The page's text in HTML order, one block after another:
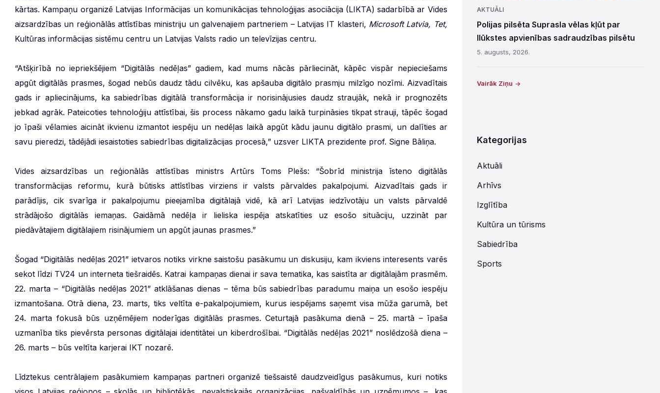
kārtas. Kampaņu organizē Latvijas Informācijas un komunikācijas tehnoloģijas asociācija (LIKTA) sadarbībā ar Vides
aizsardzības un reģionālās attīstības ministriju un galvenajiem partneriem – Latvijas IT klasteri, Microsoft Latvia, Tet,
Kultūras informācijas sistēmu centru un Latvijas Valsts radio un televīzijas centru.
“Atšķirībā no iepriekšējiem “Digitālās nedēļas” gadiem, kad mums nācās pārliecināt, kāpēc vispār nepieciešams
apgūt digitālās prasmes, šogad nebūs daudz tādu cilvēku, kas apšauba digitālo prasmju milzīgo nozīmi. Aizvadītais
gads ir apliecinājums, ka sabiedrības digitālā transformācija ir norisinājusies daudz straujāk, nekā ir prognozēts
jebkad agrāk. Pateicoties tehnoloģiju attīstībai, šis process nākamo gadu laikā turpināsies tikpat strauji, tāpēc šogad
jo īpaši vēlamies aicināt ikvienu izmantot iespēju un nedēļas laikā apgūt kādu jaunu digitālo prasmi, un dalīties ar
savu pieredzi, tādējādi iesaistoties sabiedrības digitalizācijas procesā,” uzsver LIKTA prezidente prof. Signe Bāliņa.
Vides aizsardzības un reģionālās attīstības ministrs Artūrs Toms Plešs: “Šobrīd ministrija īsteno digitālās
transformācijas reformu, kurā būtisks attīstības virziens ir valsts pārvaldes pakalpojumi. Aizvadītais gads ir
parādījis, cik svarīga ir pakalpojumu pieejamība digitālajā vidē, kā arī Latvijas iedzīvotāju un valsts pārvaldē
strādājošo digitālās iemaņas. Gaidāmā nedēļa ir lieliska iespēja atskatīties uz esošo situāciju, uzzināt par
piedāvātajiem digitālajiem risinājumiem un apgūt jaunas prasmes.”
Šogad “Digitālās nedēļas 2021” ietvaros notiks virkne saistošu pasākumu un diskusiju, kam ikviens interesents varēs
sekot līdzi TV24 un interneta tiešraidēs. Katrai kampaņas dienai ir sava tematika, kas saistīta ar digitālajām prasmēm.
22. marta – “Digitālās nedēļas 2021” atklāšanas dienas – tēma būs sabiedrības paradumu maiņa un esošo iespēju
izmantošana. Otrā diena, 23. marts, tiks veltīta e-pakalpojumiem, kurus iespējams saņemt visa mūža garumā, bet
24. marta fokusā būs uzņēmējiem noderīgas digitālās prasmes. Ceturtajā pasākuma dienā – 25. martā – īpaša
uzmanība tiks pievērsta personas digitālajai identitātei un kiberdrošībai. “Digitālās nedēļas 2021” noslēdzošā diena –
26. marts – būs veltīta karjerai IKT nozarē.
Līdztekus centrālajiem pasākumiem kampaņas partneri organizē tiešsaistē daudzveidīgus pasākumus, kuri notiks
AKTUĀLI
Polijas pilsēta Suprasla vēlas kļūt par
Ilūkstes apvienības sadraudzības pilsētu
5. augusts, 2026.
Vairāk Ziņu
Kategorijas
Aktuāli
Arhīvs
Izglītība
Kultūra un tūrisms
Sabiedrība
Sports